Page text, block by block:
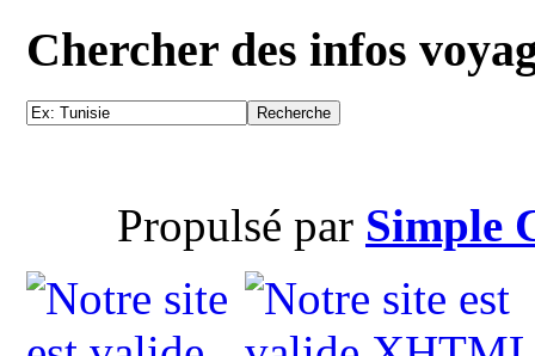
Chercher des infos
Propulsé par Simple